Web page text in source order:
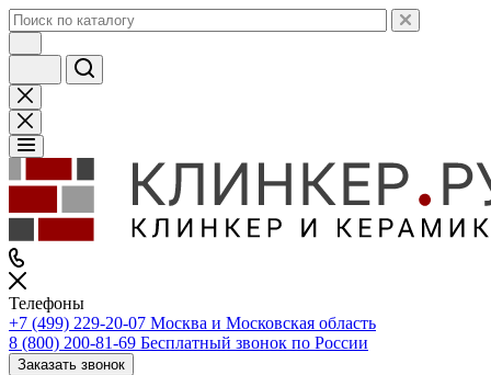
Телефоны
+7 (499) 229-20-07 Москва и Московская область
8 (800) 200-81-69 Бесплатный звонок по России
Заказать звонок